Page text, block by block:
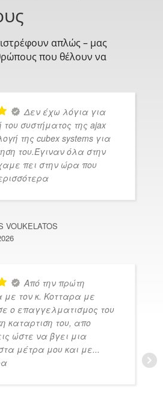
απλώς – μας
που θέλουν να
Δεν έχω λόγια για
του συστήματος της ajax
της cubex systems για
του.Έγιναν όλα στην
πει στην ώρα που
VOUKELATOS
Από την πρώτη
με τον κ. Κοτταρα με
ο επαγγελματισμος του
καταρτιση του, απο
ώστε να βγει μια
μέτρα μου και με...